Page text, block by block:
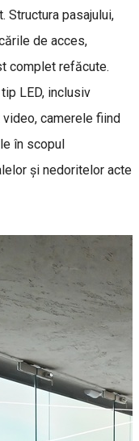
Structura pasajului,
de acces,
complet refăcute.
LED, inclusiv
camerele fiind
în scopul
și nedoritelor acte